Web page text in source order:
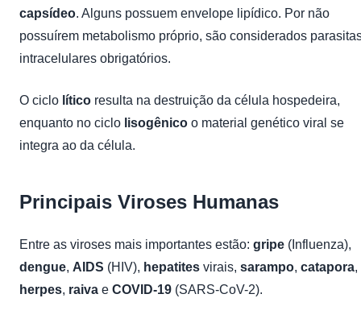
capsídeo. Alguns possuem envelope lipídico. Por não
possuírem metabolismo próprio, são considerados
intracelulares obrigatórios.
O ciclo lítico resulta na destruição da célula hospedeira,
enquanto no ciclo lisogênico o material genético viral se
integra ao da célula.
Principais Viroses Humanas
Entre as viroses mais importantes estão: gripe (Influenza),
dengue, AIDS (HIV), hepatites virais, sarampo, catapora,
herpes, raiva e COVID-19 (SARS-CoV-2).